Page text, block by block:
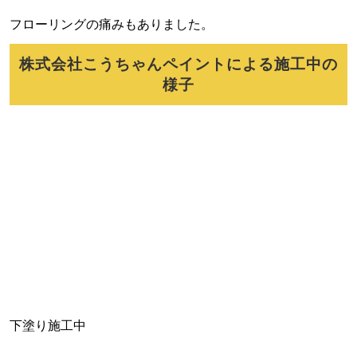
フローリングの痛みもありました。
株式会社こうちゃんペイントによる施工中の
様子
下塗り施工中